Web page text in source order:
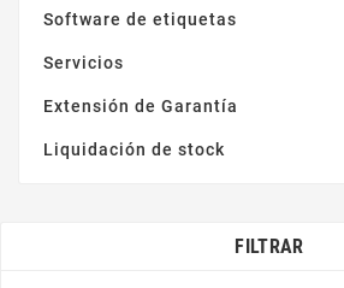
Software de etiquetas
Servicios
Extensión de Garantía
Liquidación de stock
FILTRAR